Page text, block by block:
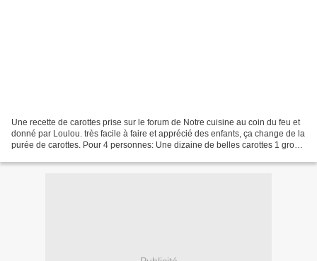
Une recette de carottes prise sur le forum de Notre cuisine au coin du feu et
donné par Loulou. très facile à faire et apprécié des enfants, ça change de la
purée de carottes. Pour 4 personnes: Une dizaine de belles carottes 1 gros